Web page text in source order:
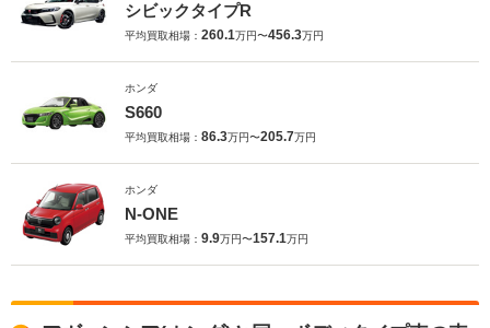
シビックタイプR
平均買取相場： 260.1万円〜456.3万円
ホンダ
S660
平均買取相場： 86.3万円〜205.7万円
ホンダ
N-ONE
平均買取相場： 9.9万円〜157.1万円